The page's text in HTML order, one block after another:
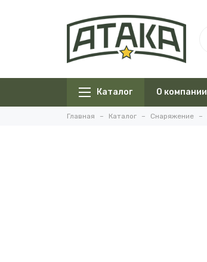
Каталог О компании
Главная Каталог Снаряжение